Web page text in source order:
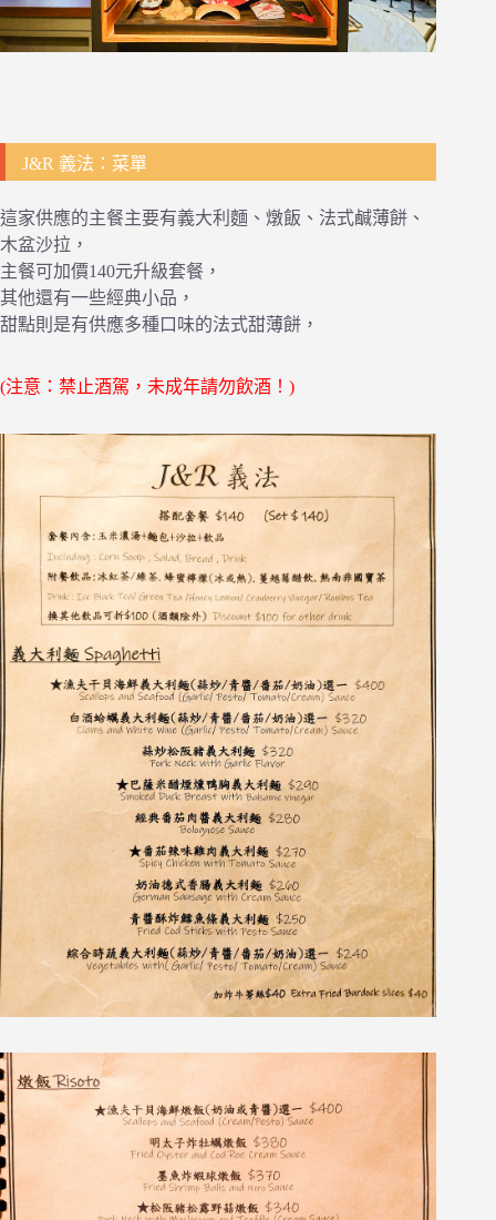
J&R 義法：菜單
這家供應的主餐主要有義大利麵、燉飯、法式鹹薄餅、
木盆沙拉，
主餐可加價140元升級套餐，
其他還有一些經典小品，
甜點則是有供應多種口味的法式甜薄餅，
(注意：禁止酒駕，未成年請勿飲酒！)